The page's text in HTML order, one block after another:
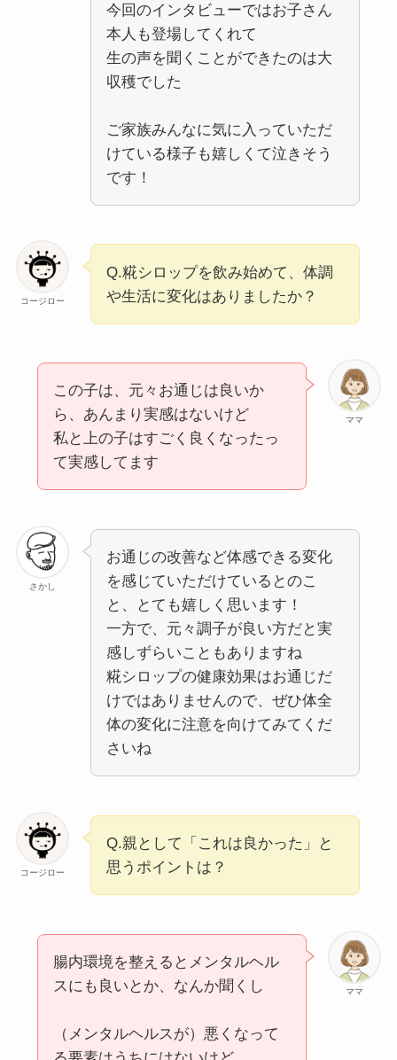
今回のインタビューではお子さん
本人も登場してくれて
生の声を聞くことができたのは大
収穫でした
ご家族みんなに気に入っていただ
けている様子も嬉しくて泣きそう
です！
コージロー
Q.糀シロップを飲み始めて、体調
や生活に変化はありましたか？
ママ
この子は、元々お通じは良いか
ら、あんまり実感はないけど
私と上の子はすごく良くなったっ
て実感してます
さかし
お通じの改善など体感できる変化
を感じていただけているとのこ
と、とても嬉しく思います！
一方で、元々調子が良い方だと実
感しずらいこともありますね
糀シロップの健康効果はお通じだ
けではありませんので、ぜひ体全
体の変化に注意を向けてみてくだ
さいね
コージロー
Q.親として「これは良かった」と
思うポイントは？
ママ
腸内環境を整えるとメンタルヘル
スにも良いとか、なんか聞くし
（メンタルヘルスが）悪くなって